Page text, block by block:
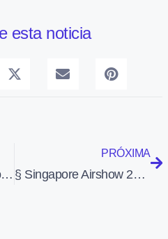
esta noticia
Putin autoriza que Aeroflot absorba seis aerolíneas, lo cual elevará su cuota en el mercado ruso hasta el 40%
PRÓXIMA
§ Singapore Airshow 2010